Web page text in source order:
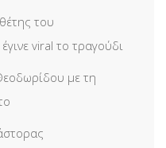
του
viral το τραγούδι
με τη